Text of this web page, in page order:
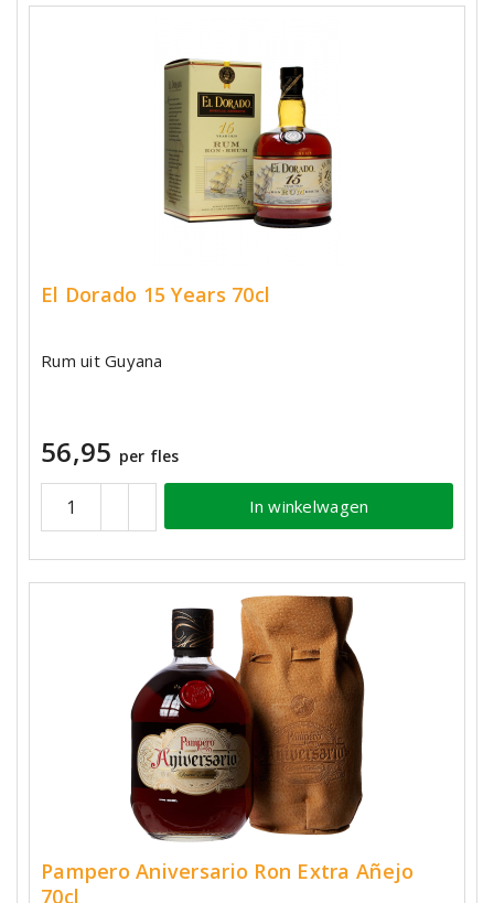
El Dorado 15 Years 70cl
Rum uit Guyana
56,95 per fles
In winkelwagen
Pampero Aniversario Ron Extra Añejo
70cl